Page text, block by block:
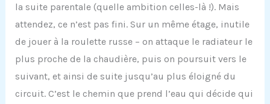
la suite parentale (quelle ambition celles-là !). Mais
attendez, ce n’est pas fini. Sur un même étage, inutile
de jouer à la roulette russe – on attaque le radiateur le
plus proche de la chaudière, puis on poursuit vers le
suivant, et ainsi de suite jusqu’au plus éloigné du
circuit. C’est le chemin que prend l’eau qui décide qui